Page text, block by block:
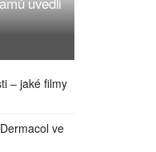
– jaké filmy
ve